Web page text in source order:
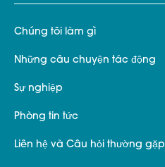
Chúng tôi làm gì
Những câu chuyện tác động
Sự nghiệp
Phòng tin tức
Liên hệ và Câu hỏi thường gặp